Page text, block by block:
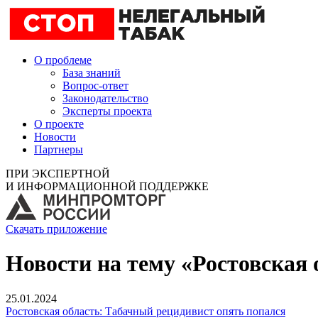
О проблеме
База знаний
Вопрос-ответ
Законодательство
Эксперты проекта
О проекте
Новости
Партнеры
ПРИ ЭКСПЕРТНОЙ
И ИНФОРМАЦИОННОЙ ПОДДЕРЖКЕ
Скачать приложение
Новости на тему «Ростовская
25.01.2024
Ростовская область: Табачный рецидивист опять попался